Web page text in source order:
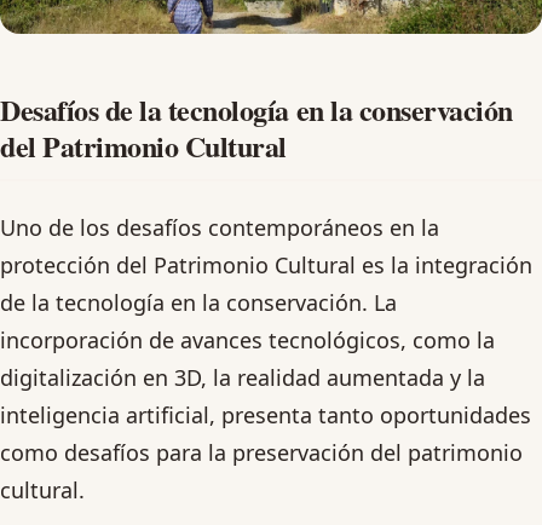
Desafíos de la tecnología en la conservación
del Patrimonio Cultural
Uno de los desafíos contemporáneos en la
protección del Patrimonio Cultural es la integración
de la tecnología en la conservación. La
incorporación de avances tecnológicos, como la
digitalización en 3D, la realidad aumentada y la
inteligencia artificial, presenta tanto oportunidades
como desafíos para la preservación del patrimonio
cultural.